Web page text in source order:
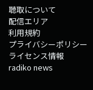
聴取について
配信エリア
利用規約
プライバシーポリシー
ライセンス情報
radiko news